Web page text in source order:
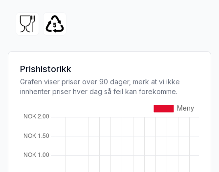
Prishistorikk
Grafen viser priser over 90 dager, merk at vi ikke
innhenter priser hver dag så feil kan forekomme.